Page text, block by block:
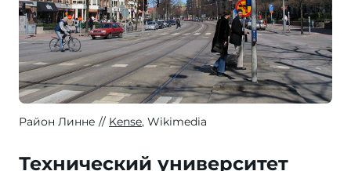
Район Линне Kense, Wikimedia
Технический университет